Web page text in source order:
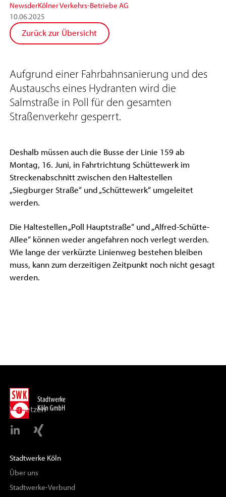
NewsderKölner Verkehrs-Betriebe AG
10.06.2025
Zurück zur Übersicht
Aufgrund einer Fahrbahnsanierung und des
Austauschs eines Hydranten wird die
Salmstraße in Poll für den gesamten
Straßenverkehr gesperrt.
Deshalb müssen auch die Busse der Linie 159 ab
Montag, 16. Juni, in Fahrtrichtung Schüttewerk im
Streckenabschnitt zwischen den Haltestellen
„Siegburger Straße“ und „Schüttewerk“ umgeleitet
werden.
Die Haltestellen „Poll Hauptstraße“ und „Alfred-Schütte-
Allee“ können weder angefahren noch verlegt werden.
Wie lange der verkürzte Linienweg bestehen bleiben
muss, kann zum derzeitigen Zeitpunkt noch nicht gesagt
werden.
Vernetzen
Stadtwerke Köln
Über uns
Stadtwerke-Verbund